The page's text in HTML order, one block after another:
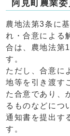
阿見町農業
農地法第3条に
れ・合意による
合は、農地法第
す。
ただし、合意に
地等を引き渡す
た合意であり、
るものなどにつ
通知書を提出す
す。